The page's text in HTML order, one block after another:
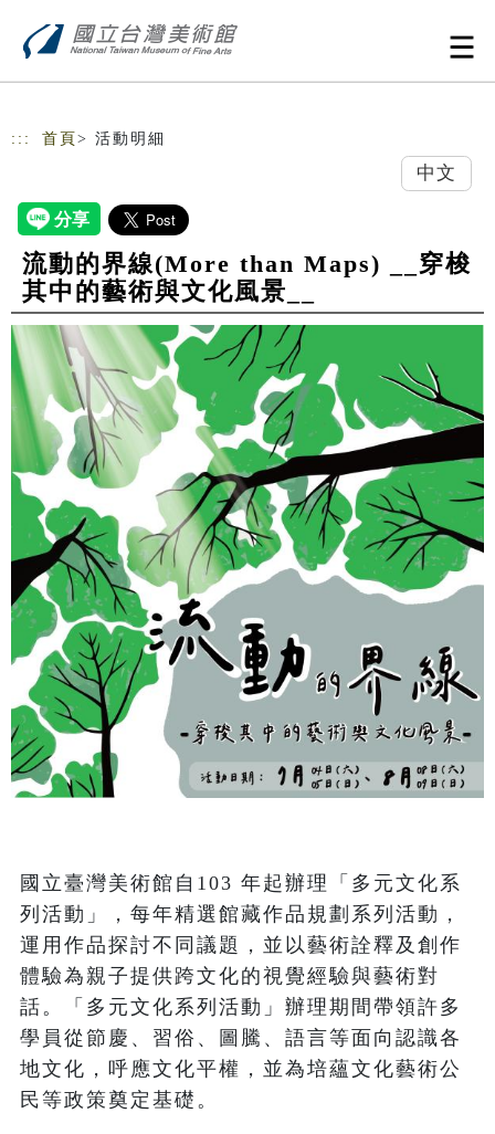
::: 首頁 > 活動明細
中文
流動的界線(More than Maps) __穿梭
其中的藝術與文化風景__
國立臺灣美術館自103 年起辦理「多元文化系
列活動」，每年精選館藏作品規劃系列活動，
運用作品探討不同議題，並以藝術詮釋及創作
體驗為親子提供跨文化的視覺經驗與藝術對
話。「多元文化系列活動」辦理期間帶領許多
學員從節慶、習俗、圖騰、語言等面向認識各
地文化，呼應文化平權，並為培蘊文化藝術公
民等政策奠定基礎。